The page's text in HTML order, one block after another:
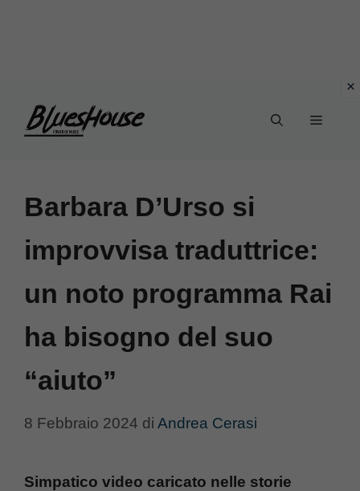
Menu
Barbara D’Urso si
improvvisa traduttrice:
un noto programma Rai
ha bisogno del suo
“aiuto”
8 Febbraio 2024 di Andrea Cerasi
Simpatico video caricato nelle storie